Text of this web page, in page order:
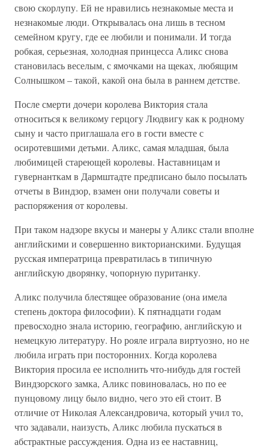
свою скорлупу. Ей не нравились незнакомые места и
незнакомые люди. Открывалась она лишь в тесном
семейном кругу, где ее любили и понимали. И тогда
робкая, серьезная, холодная принцесса Аликс снова
становилась веселым, с ямочками на щеках, любящим
Солнышком – такой, какой она была в раннем детстве.
После смерти дочери королева Виктория стала
относиться к великому герцогу Людвигу как к родному
сыну и часто приглашала его в гости вместе с
осиротевшими детьми. Аликс, самая младшая, была
любимицей стареющей королевы. Наставницам и
гувернанткам в Дармштадте предписано было посылать
отчеты в Виндзор, взамен они получали советы и
распоряжения от королевы.
При таком надзоре вкусы и манеры у Аликс стали вполне
английскими и совершенно викторианскими. Будущая
русская императрица превратилась в типичную
английскую дворянку, чопорную пуританку.
Аликс получила блестящее образование (она имела
степень доктора философии). К пятнадцати годам
превосходно знала историю, географию, английскую и
немецкую литературу. Но рояле играла виртуозно, но не
любила играть при посторонних. Когда королева
Виктория просила ее исполнить что-нибудь для гостей
Виндзорского замка, Аликс повиновалась, но по ее
пунцовому лицу было видно, чего это ей стоит. В
отличие от Николая Александровича, который учил то,
что задавали, наизусть, Аликс любила пускаться в
абстрактные рассуждения. Одна из ее наставниц,